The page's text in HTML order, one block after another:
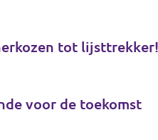
voor de toekomst